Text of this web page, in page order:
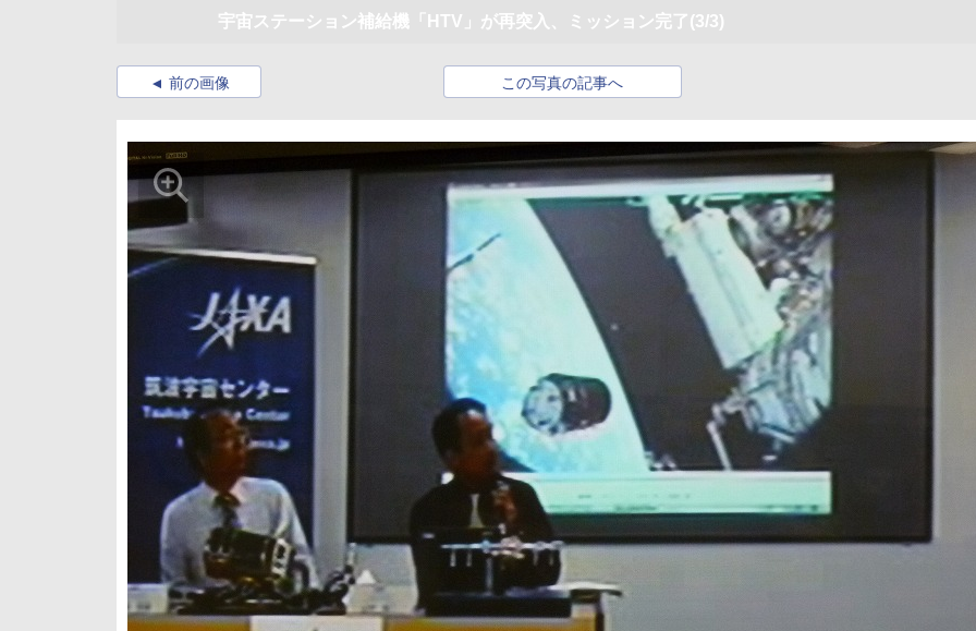
宇宙ステーション補給機「HTV」が再突入、ミッション完了(3/3)
前の画像 この写真の記事へ